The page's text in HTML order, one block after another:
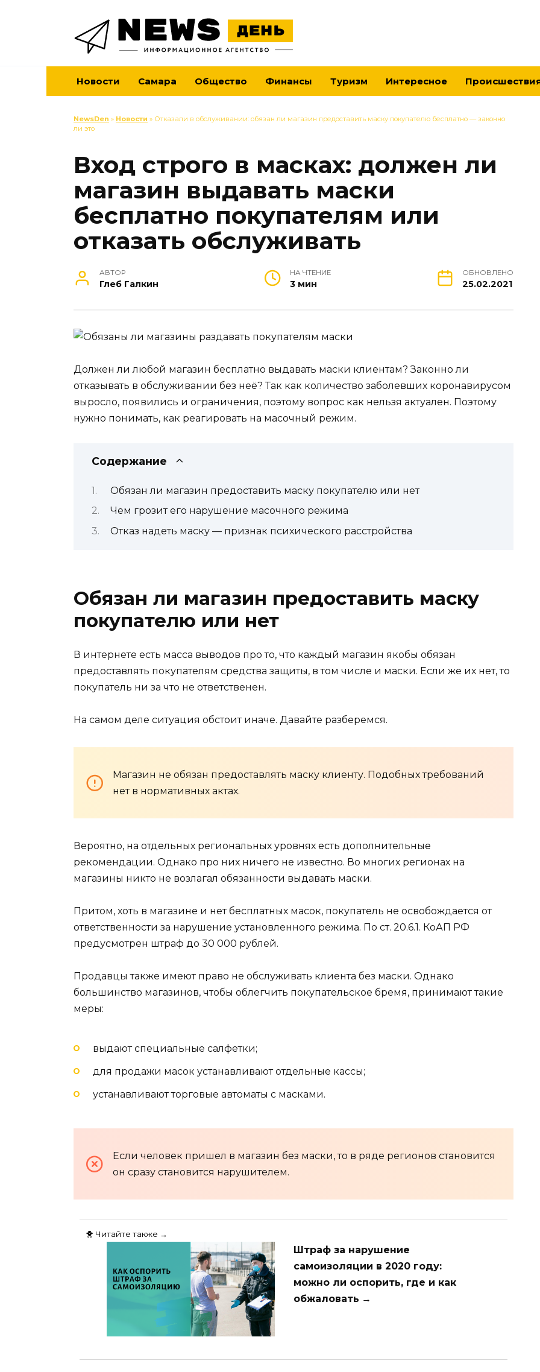
Новости Самара Общество Финансы Туризм Интересное
NewsDen » Новости » Отказали в обслуживании: обязан ли магазин предоставить маску покупателю бесплатно — законно
ли это
Вход строго в масках: должен ли
магазин выдавать маски
бесплатно покупателям или
отказать обслуживать
АВТОР
Глеб Галкин
НА ЧТЕНИЕ
3 мин
ОБНОВЛЕНО
25.02.2021
Должен ли любой магазин бесплатно выдавать маски клиентам? Законно ли
отказывать в обслуживании без неё? Так как количество заболевших коронавирусом
выросло, появились и ограничения, поэтому вопрос как нельзя актуален. Поэтому
нужно понимать, как реагировать на масочный режим.
Содержание
Обязан ли магазин предоставить маску покупателю или нет
Чем грозит его нарушение масочного режима
Отказ надеть маску — признак психического расстройства
Обязан ли магазин предоставить маску
покупателю или нет
В интернете есть масса выводов про то, что каждый магазин якобы обязан
предоставлять покупателям средства защиты, в том числе и маски. Если же их нет, то
покупатель ни за что не ответственен.
На самом деле ситуация обстоит иначе. Давайте разберемся.
Магазин не обязан предоставлять маску клиенту. Подобных требований
нет в нормативных актах.
Вероятно, на отдельных региональных уровнях есть дополнительные
рекомендации. Однако про них ничего не известно. Во многих регионах на
магазины никто не возлагал обязанности выдавать маски.
Притом, хоть в магазине и нет бесплатных масок, покупатель не освобождается от
ответственности за нарушение установленного режима. По ст. 20.6.1. КоАП РФ
предусмотрен штраф до 30 000 рублей.
Продавцы также имеют право не обслуживать клиента без маски. Однако
большинство магазинов, чтобы облегчить покупательское бремя, принимают такие
меры:
выдают специальные салфетки;
для продажи масок устанавливают отдельные кассы;
устанавливают торговые автоматы с масками.
Если человек пришел в магазин без маски, то в ряде регионов становится
он сразу становится нарушителем.
🐥 Читайте также →
Штраф за нарушение
самоизоляции в 2020 году:
можно ли оспорить, где и как
обжаловать →